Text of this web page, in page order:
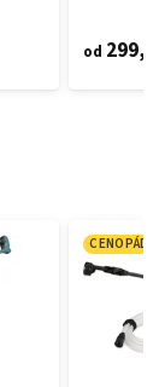
od
CENOPÁD